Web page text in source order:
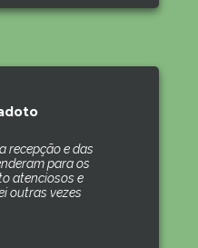
recepção e das
para os
atenciosos e
outras vezes